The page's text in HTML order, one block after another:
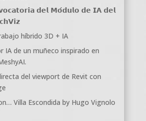
𝗱𝗲𝗹 𝗠𝗼́𝗱𝘂𝗹𝗼 𝗱𝗲 𝗜𝗔 𝗱𝗲𝗹
híbrido 3D + IA
IA de un muñeco inspirado en
del viewport de Revit con
Villa Escondida by Hugo Vignolo